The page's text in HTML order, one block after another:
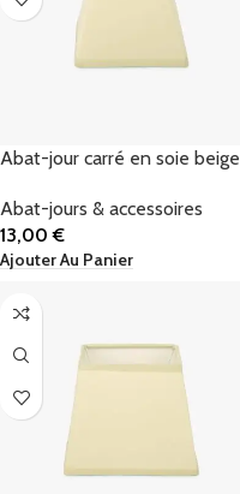
Abat-jour carré en soie beige
Abat-jours & accessoires
13,00€
Ajouter Au Panier